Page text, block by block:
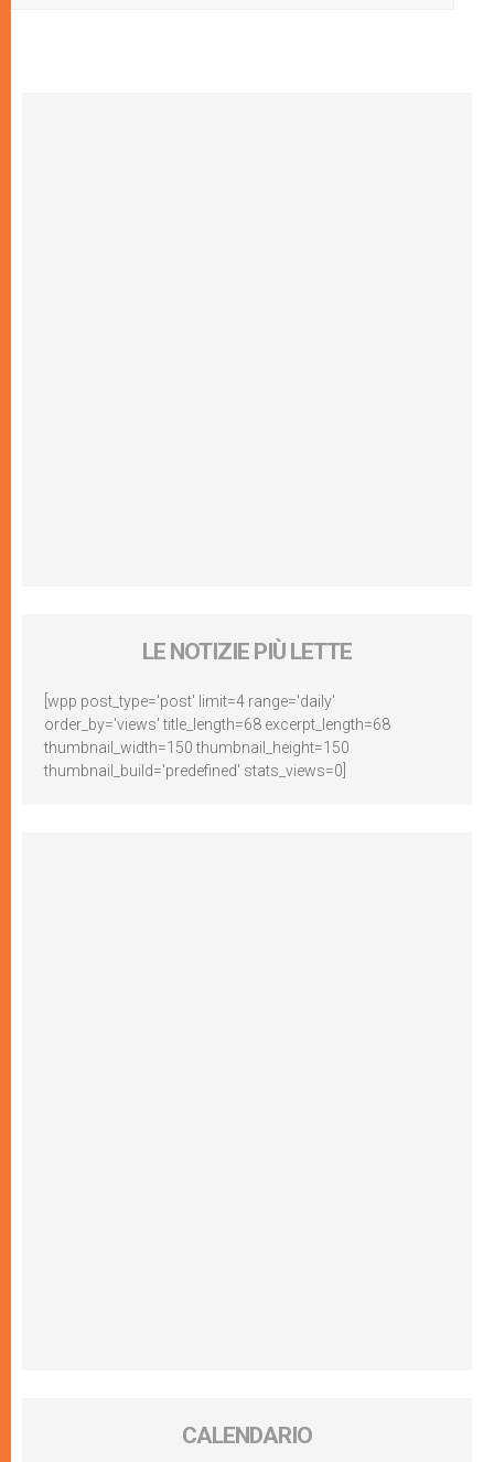
LE NOTIZIE PIÙ LETTE
[wpp post_type='post' limit=4 range='daily'
order_by='views' title_length=68 excerpt_length=68
thumbnail_width=150 thumbnail_height=150
thumbnail_build='predefined' stats_views=0]
CALENDARIO